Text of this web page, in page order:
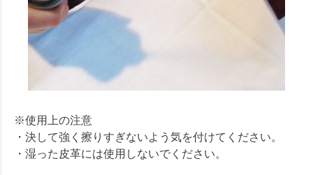
※使用上の注意
・決して強く擦りすぎないよう気を付けてください。
・湿った皮革には使用しないでください。